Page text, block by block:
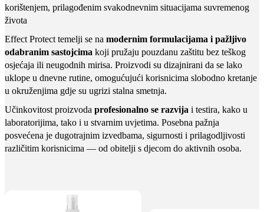
korištenjem, prilagođenim svakodnevnim situacijama suvremenog
života
Effect Protect temelji se na modernim formulacijama i pažljivo
odabranim sastojcima koji pružaju pouzdanu zaštitu bez teškog
osjećaja ili neugodnih mirisa. Proizvodi su dizajnirani da se lako
uklope u dnevne rutine, omogućujući korisnicima slobodno kretanje
u okruženjima gdje su ugrizi stalna smetnja.
Učinkovitost proizvoda profesionalno se razvija i testira, kako u
laboratorijima, tako i u stvarnim uvjetima. Posebna pažnja
posvećena je dugotrajnim izvedbama, sigurnosti i prilagodljivosti
različitim korisnicima — od obitelji s djecom do aktivnih osoba.